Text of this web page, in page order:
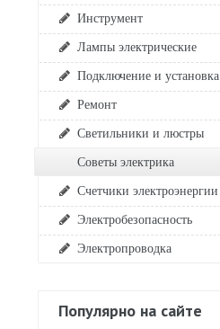
Инструмент
Лампы электрические
Подключение и установка
Ремонт
Светильники и люстры
Советы электрика
Счетчики электроэнергии
Электробезопасность
Электропроводка
Популярно на сайте